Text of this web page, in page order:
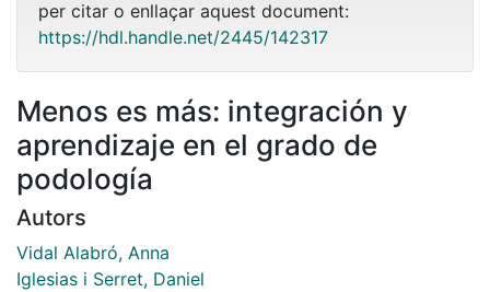
per citar o enllaçar aquest document:
https://hdl.handle.net/2445/142317
Menos es más: integración y
aprendizaje en el grado de
podología
Autors
Vidal Alabró, Anna
Iglesias i Serret, Daniel